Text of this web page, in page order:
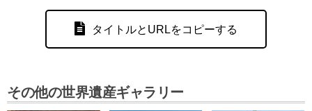
タイトルとURLをコピーする
その他の世界遺産ギャラリー